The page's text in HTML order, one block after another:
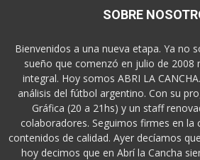
SOBRE
Bienvenidos a una nueva etapa. Ya no
sueño que comenzó en julio de 2008
integral. Hoy somos ABRI LA
análisis del fútbol argentino. Con su
Gráfica (20 a 21hs) y un staff
colaboradores. Seguimos firmes en la
contenidos de calidad. Ayer decíamos
hoy decimos que en Abrí la Cancha